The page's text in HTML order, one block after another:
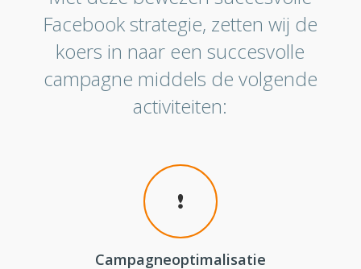
Facebook strategie, zetten wij de
koers in naar een succesvolle
campagne middels de volgende
activiteiten:
Campagneoptimalisatie